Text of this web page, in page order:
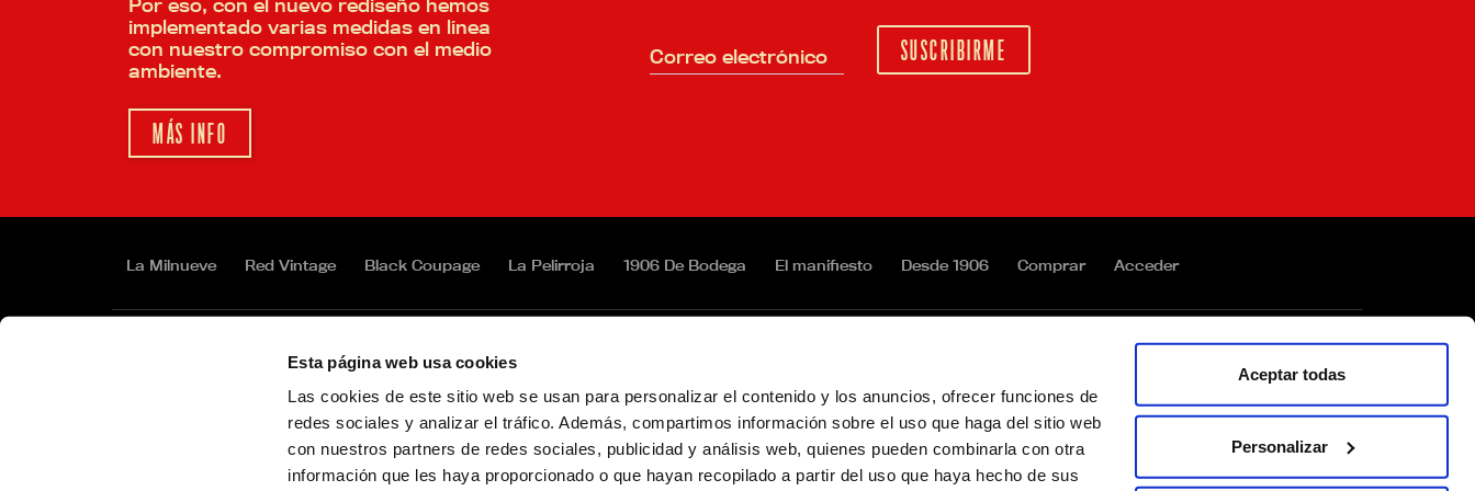
Esta página web usa cookies
Las cookies de este sitio web se usan para personalizar el contenido y los anuncios, ofrecer funciones de
redes sociales y analizar el tráfico. Además, compartimos información sobre el uso que haga del sitio web
con nuestros partners de redes sociales, publicidad y análisis web, quienes pueden combinarla con otra
información que les haya proporcionado o que hayan recopilado a partir del uso que haya hecho de sus
Aceptar todas
Personalizar
Por eso, con el nuevo rediseño hemos
implementado varias medidas en línea
con nuestro compromiso con el medio
ambiente.
MÁS INFO
Correo electrónico
La Milnueve Red Vintage Black Coupage La Pelirroja 1906 De Bodega El manifiesto Desde 1906 Comprar Acceder
Estrella Galicia 00
SON
Cabreiroá Agua de Cuevas Fontarel
Mundo
Corporación
Hijos de Rivera
Cervezas 1906 recomienda el consumo
Accesibilidad Trabaja con nosotros
Política de cookies